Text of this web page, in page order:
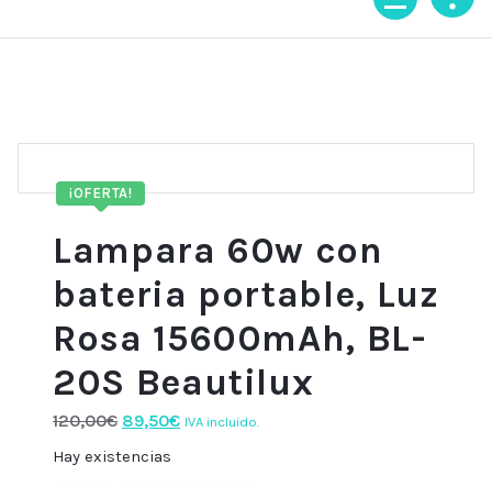
¡OFERTA!
Lampara 60w con
bateria portable, Luz
Rosa 15600mAh, BL-
20S Beautilux
120,00€ El
precio
89,50€ElIVA incluido.
Hay existencias